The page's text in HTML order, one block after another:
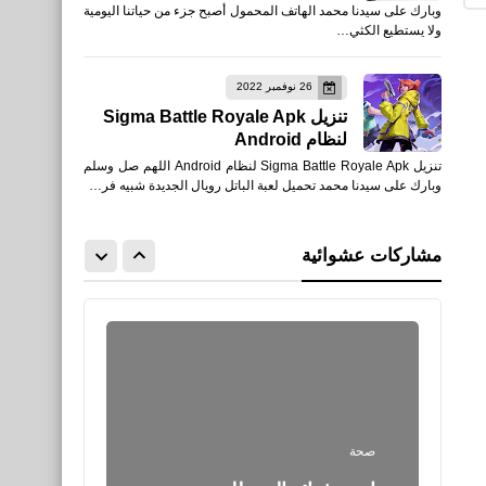
وبارك على سيدنا محمد الهاتف المحمول أصبح جزء من حياتنا اليومية
ولا يستطيع الكثي…
26 نوفمبر 2022
تنزيل Sigma Battle Royale Apk
لنظام Android
تنزيل Sigma Battle Royale Apk لنظام Android اللهم صل وسلم
وبارك على سيدنا محمد تحميل لعبة الباتل رويال الجديدة شبيه فر…
مشاركات عشوائية
Battle Royale للكمبيوتر
والأيفون والأندرويد
العاب
Windows والأيفون والأندرويد
صحة